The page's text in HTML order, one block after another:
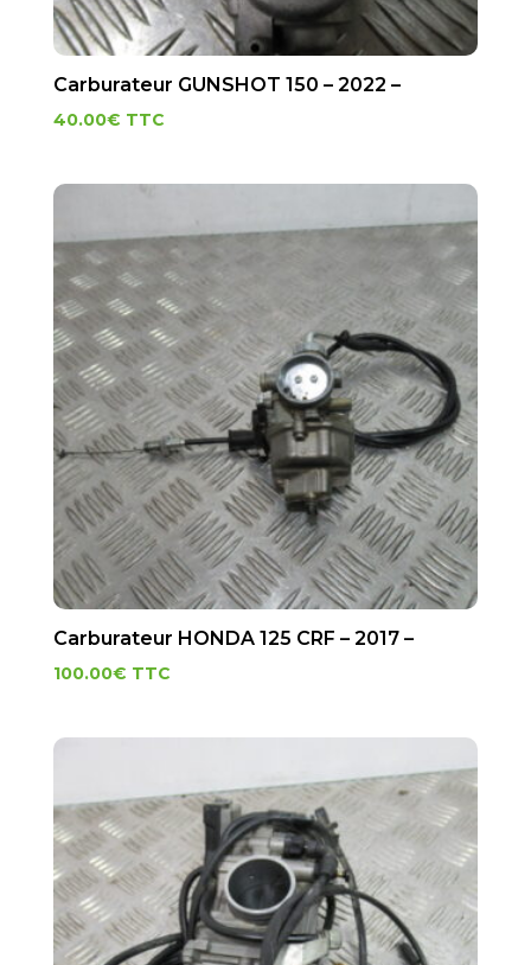
Carburateur GUNSHOT 150 – 2022 –
40.00€ TTC
Carburateur HONDA 125 CRF – 2017 –
100.00€ TTC